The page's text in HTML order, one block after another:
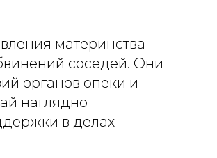
материнства
соседей. Они
органов опеки и
наглядно
в делах